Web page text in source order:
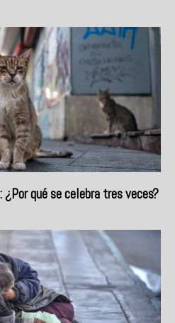
qué se celebra tres veces?